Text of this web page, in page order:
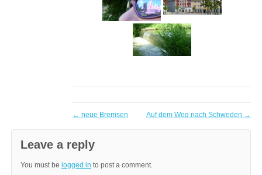
← neue Bremsen Auf dem Weg nach Schweden →
Leave a reply
You must be logged in to post a comment.